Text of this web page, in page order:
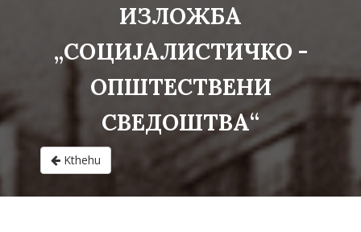
Kthehu
ИЗЛОЖБА
„СОЦИЈАЛИСТИЧКО -
ОПШТЕСТВЕНИ
СВЕДОШТВА“